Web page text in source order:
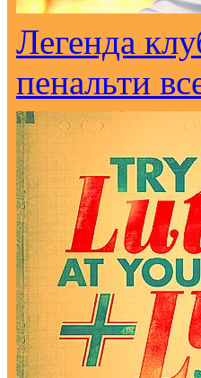
Легенда
пенальти